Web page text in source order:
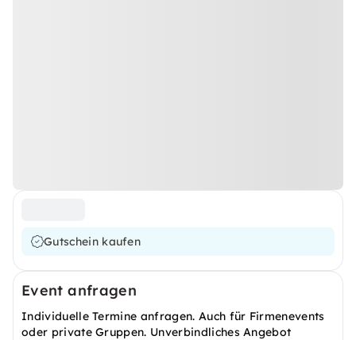
Gutschein kaufen
Event anfragen
Individuelle Termine anfragen. Auch für Firmenevents
oder private Gruppen. Unverbindliches Angebot